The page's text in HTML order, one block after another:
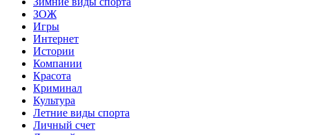
ЗОЖ
Игры
Интернет
Истории
Компании
Красота
Криминал
Культура
Летние виды спорта
Личный счет